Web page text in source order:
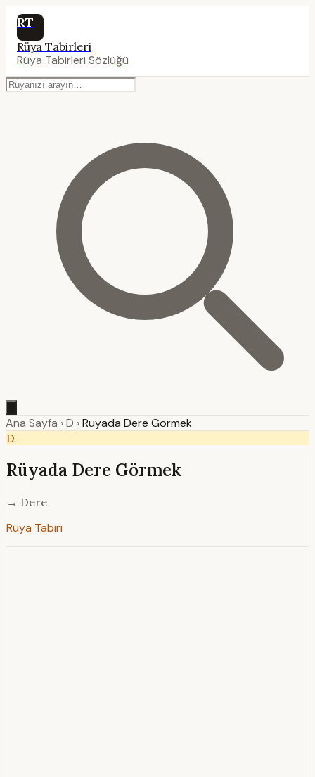
RT
Rüya Tabirleri
Rüya Tabirleri Sözlüğü
Ana Sayfa ›D ›Rüyada Dere Görmek
D
Rüyada Dere Görmek
→ Dere
Rüya Tabiri